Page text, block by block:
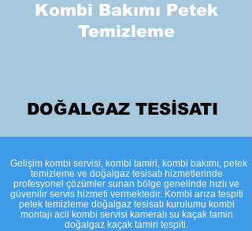
Kombi Bakımı Petek
Temizleme
DOĞALGAZ TESİSATI
​Gelişim kombi servisi, kombi tamiri, kombi bakımı, petek
temizleme ve doğalgaz tesisatı hizmetlerinde
profesyonel çözümler sunan bölge genelinde hızlı ve
güvenilir servis hizmeti vermektedir. Kombi arıza tespiti
petek temizleme doğalgaz tesisatı kurulumu kombi
montajı acil kombi servisi kameralı su kaçak tamiri
doğalgaz kaçak tamiri tespiti.